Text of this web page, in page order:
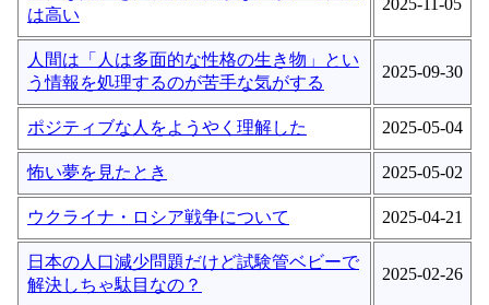
は高い
2025-11-05
人間は「人は多面的な性格の生き物」とい
う情報を処理するのが苦手な気がする
2025-09-30
ポジティブな人をようやく理解した 2025-05-04
怖い夢を見たとき 2025-05-02
ウクライナ・ロシア戦争について 2025-04-21
日本の人口減少問題だけど試験管ベビーで
解決しちゃ駄目なの？
2025-02-26